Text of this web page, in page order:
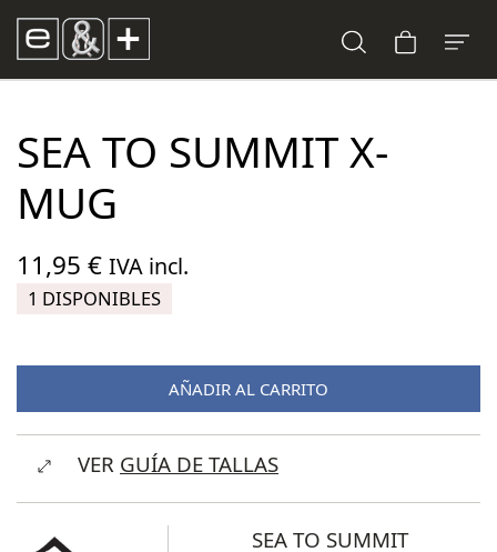
SEA TO SUMMIT X-
MUG
11,95 € IVA incl.
1 DISPONIBLES
AÑADIR AL CARRITO
VER GUÍA DE TALLAS
SEA TO SUMMIT